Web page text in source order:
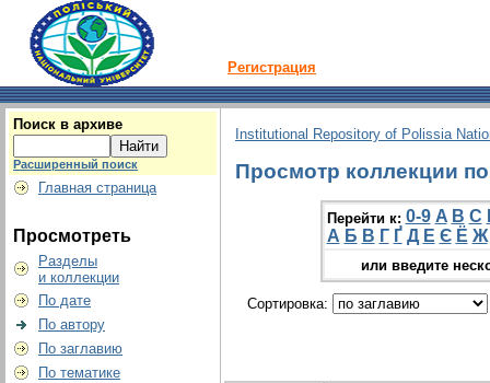
Регистрация
Поиск в архиве
Расширенный поиск
Главная страница
Просмотреть
Разделы
и коллекции
По дате
По автору
По заглавию
По тематике
Institutional Repository of Polissia
Просмотр коллекции
Перейти к: 0-9 A B C
А Б В Г Ґ Д Е Є Ё Ж
или введите
Сортировка: